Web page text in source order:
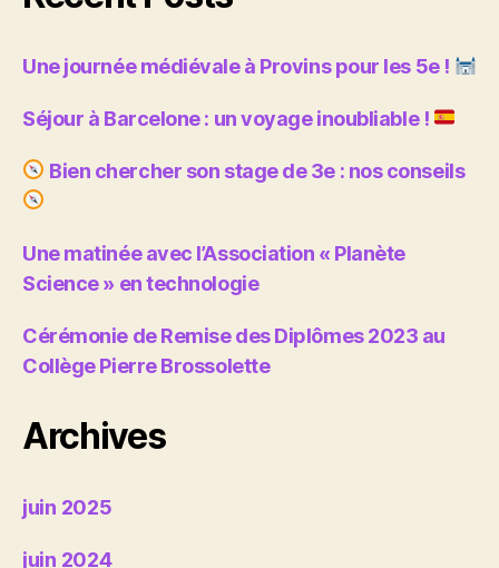
Une journée médiévale à Provins pour les 5e !
Séjour à Barcelone : un voyage inoubliable !
Bien chercher son stage de 3e : nos conseils
Une matinée avec l’Association « Planète
Science » en technologie
Cérémonie de Remise des Diplômes 2023 au
Collège Pierre Brossolette
Archives
juin 2025
juin 2024